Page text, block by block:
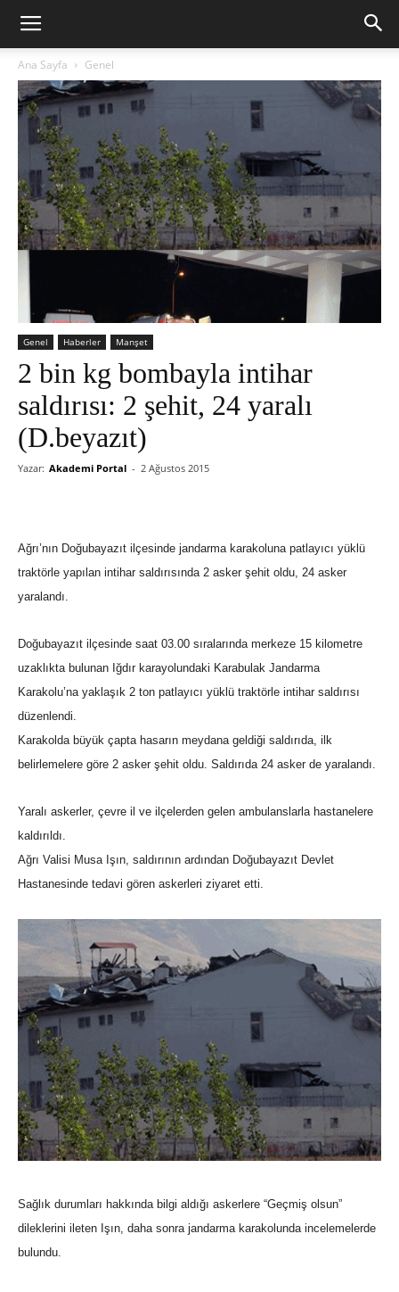
Ana Sayfa Genel
Genel Haberler Manşet
2 bin kg bombayla intihar
saldırısı: 2 şehit, 24 yaralı
(D.beyazıt)
Yazar: Akademi Portal - 2 Ağustos 2015
Ağrı’nın Doğubayazıt ilçesinde jandarma karakoluna patlayıcı yüklü
traktörle yapılan intihar saldırısında 2 asker şehit oldu, 24 asker
yaralandı.
Doğubayazıt ilçesinde saat 03.00 sıralarında merkeze 15 kilometre
uzaklıkta bulunan Iğdır karayolundaki Karabulak Jandarma
Karakolu’na yaklaşık 2 ton patlayıcı yüklü traktörle intihar saldırısı
düzenlendi.
Karakolda büyük çapta hasarın meydana geldiği saldırıda, ilk
belirlemelere göre 2 asker şehit oldu. Saldırıda 24 asker de yaralandı.
Yaralı askerler, çevre il ve ilçelerden gelen ambulanslarla hastanelere
kaldırıldı.
Ağrı Valisi Musa Işın, saldırının ardından Doğubayazıt Devlet
Hastanesinde tedavi gören askerleri ziyaret etti.
Sağlık durumları hakkında bilgi aldığı askerlere “Geçmiş olsun”
dileklerini ileten Işın, daha sonra jandarma karakolunda incelemelerde
bulundu.